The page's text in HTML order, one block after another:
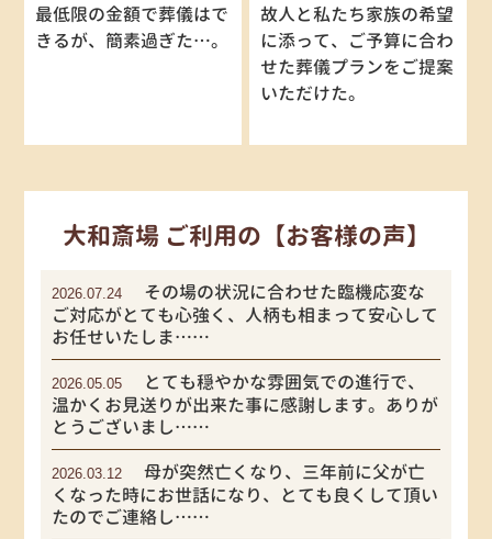
最低限の金額で葬儀はで
きるが、簡素過ぎた…。
故人と私たち家族の希望
に添って、ご予算に合わ
せた葬儀プランをご提案
いただけた。
大和斎場 ご利用の【お客様の声】
2026.07.24
その場の状況に合わせた臨機応変な
ご対応がとても心強く、人柄も相まって安心して
お任せいたしま……
2026.05.05
とても穏やかな雰囲気での進行で、
温かくお見送りが出来た事に感謝します。ありが
とうございまし……
2026.03.12
母が突然亡くなり、三年前に父が亡
くなった時にお世話になり、とても良くして頂い
たのでご連絡し……